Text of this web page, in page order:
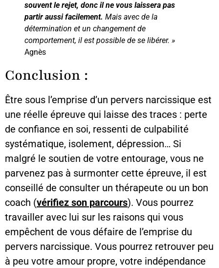
souvent le rejet, donc il ne vous laissera pas
partir aussi facilement. Mais avec de la
détermination et un changement de
comportement, il est possible de se libérer. »
Agnès
Conclusion :
Être sous l’emprise d’un pervers narcissique est
une réelle épreuve qui laisse des traces : perte
de confiance en soi, ressenti de culpabilité
systématique, isolement, dépression… Si
malgré le soutien de votre entourage, vous ne
parvenez pas à surmonter cette épreuve, il est
conseillé de consulter un thérapeute ou un bon
coach (vérifiez son parcours). Vous pourrez
travailler avec lui sur les raisons qui vous
empêchent de vous défaire de l’emprise du
pervers narcissique. Vous pourrez retrouver peu
à peu votre amour propre, votre indépendance